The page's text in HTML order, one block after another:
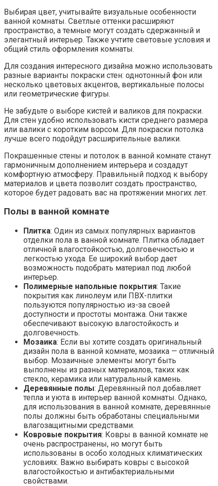
Выбирая цвет, учитывайте визуальные особенности
ванной комнаты. Светлые оттенки расширяют
пространство, а темные могут создать сдержанный и
элегантный интерьер. Также учтите световые условия и
общий стиль оформления комнаты.
Для создания интересного дизайна можно использовать
разные варианты покраски стен: однотонный фон или
несколько цветовых акцентов, вертикальные полосы
или геометрические фигуры.
Не забудьте о выборе кистей и валиков для покраски.
Для стен удобно использовать кисти среднего размера
или валики с коротким ворсом. Для покраски потолка
лучше всего подойдут расширительные валики.
Покрашенные стены и потолок в ванной комнате станут
гармоничным дополнением интерьера и создадут
комфортную атмосферу. Правильный подход к выбору
материалов и цвета позволит создать пространство,
которое будет радовать вас на протяжении многих лет.
Полы в ванной комнате
Плитка: Один из самых популярных вариантов
отделки пола в ванной комнате. Плитка обладает
отличной влагостойкостью, долговечностью и
легкостью ухода. Ее широкий выбор дает
возможность подобрать материал под любой
интерьер.
Полимерные напольные покрытия: Такие
покрытия как линолеум или ПВХ-плитки
пользуются популярностью из-за своей
доступности и простоты монтажа. Они также
обеспечивают высокую влагостойкость и
долговечность.
Мозаика: Если вы хотите создать оригинальный
дизайн пола в ванной комнате, мозаика — отличный
выбор. Мозаичные элементы могут быть
выполнены из разных материалов, таких как
стекло, керамика или натуральный камень.
Деревянные полы: Деревянный пол добавляет
тепла и уюта в интерьер ванной комнаты. Однако,
для использования в ванной комнате, деревянные
полы должны быть обработаны специальными
влагозащитными средствами.
Ковровые покрытия: Ковры в ванной комнате не
очень распространены, но могут быть
использованы в особо холодных климатических
условиях. Важно выбирать ковры с высокой
влагостойкостью и антибактериальными
свойствами.